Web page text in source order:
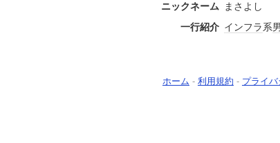
ニックネーム まさよし
一行紹介 インフラ系
ホーム - 利用規約 - プライ